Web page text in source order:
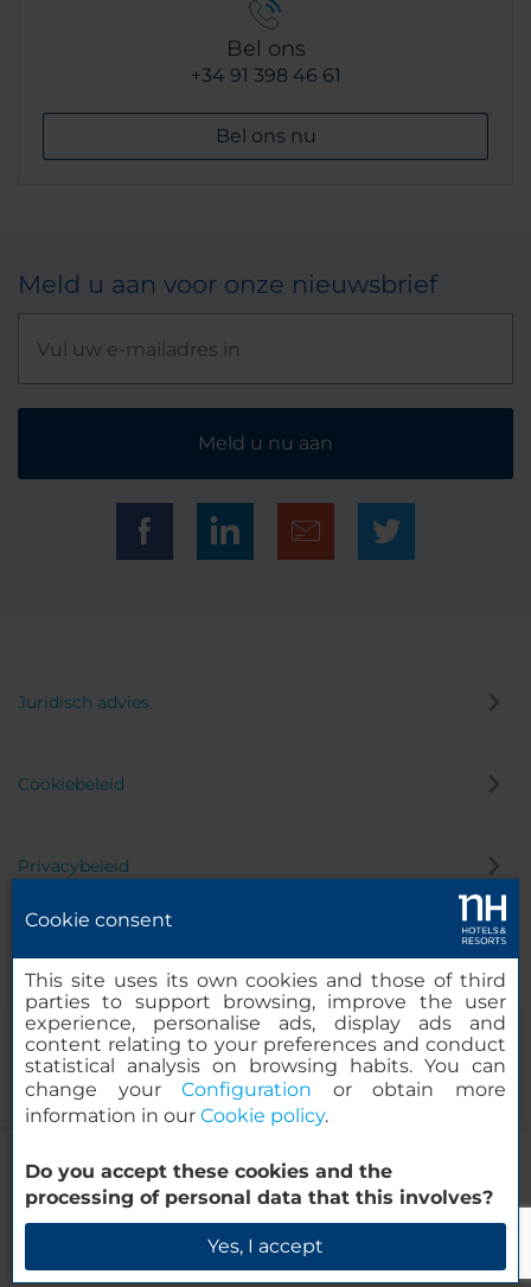
NH Brussels EU Berlaymont
Beschikbaarheid controleren
Bel ons
+34 91 398 46 61
Bel ons nu
Meld u aan voor onze nieuwsbrief
Meld u nu aan
Juridisch advies
Cookiebeleid
Privacybeleid
© 2000-2026 MINOR HOTELS EUROPE & AMERICAS Santa Engracia
120. 28003 Madrid, Spanje
Cookie consent
This site uses its own cookies and those of third
parties to support browsing, improve the user
experience, personalise ads, display ads and
content relating to your preferences and conduct
statistical analysis on browsing habits. You can
change yourConfiguration or obtain more
information in our Cookie policy.
Do you accept these cookies and the
processing of personal data that this involves?
Yes, I accept